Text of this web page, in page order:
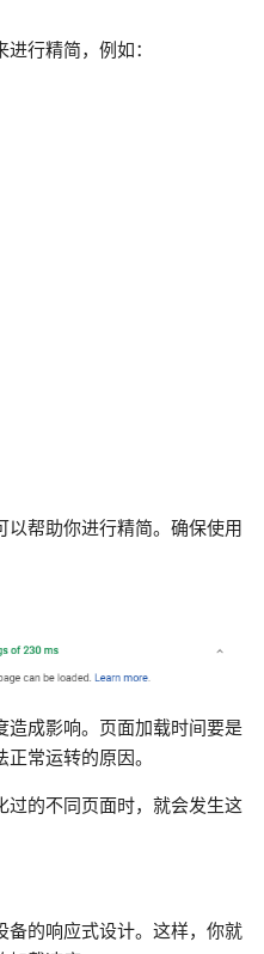
行精简，例如：
帮助你进行精简。确保使用
造成影响。页面加载时间要是
常运转的原因。
过的不同页面时，就会发生这
备的响应式设计。这样，你就